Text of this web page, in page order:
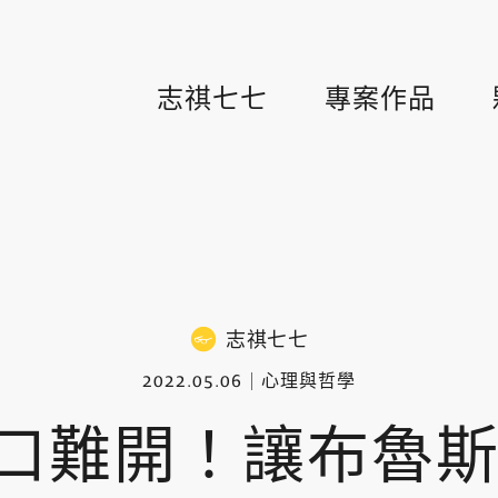
志祺七七 專案作品
志祺七七
2022.05.06 心理與哲學
難開！讓布魯